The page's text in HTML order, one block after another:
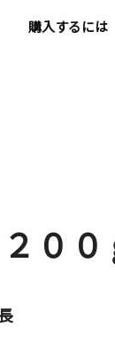
購入するには
００